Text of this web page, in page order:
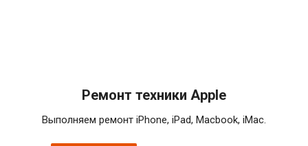
Ремонт техники Apple
Выполняем ремонт iPhone, iPad, Macbook, iMac.